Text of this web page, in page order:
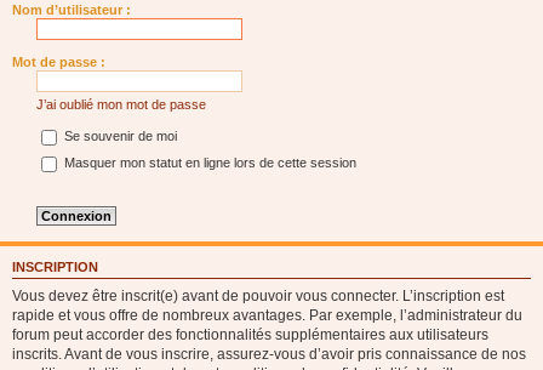
Nom d’utilisateur :
Mot de passe :
J’ai oublié mon mot de passe
Se souvenir de moi
Masquer mon statut en ligne lors de cette session
INSCRIPTION
Vous devez être inscrit(e) avant de pouvoir vous connecter. L’inscription est
rapide et vous offre de nombreux avantages. Par exemple, l’administrateur du
forum peut accorder des fonctionnalités supplémentaires aux utilisateurs
inscrits. Avant de vous inscrire, assurez-vous d’avoir pris connaissance de nos